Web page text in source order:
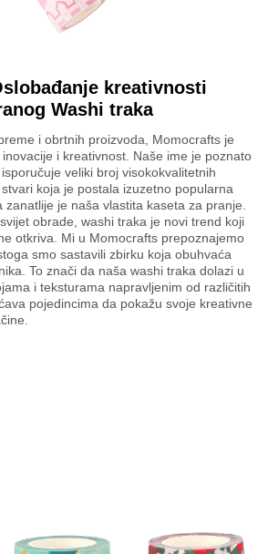
kreativnosti
Washi traka
i obrtnih proizvoda, Momocrafts je
i kreativnost. Naše ime je poznato
veliki broj visokokvalitetnih
koja je postala izuzetno popularna
je naša vlastita kaseta za pranje.
obrade, washi traka je novi trend koji
otkriva. Mi u Momocrafts prepoznajemo
smo sastavili zbirku koja obuhvaća
To znači da naša washi traka dolazi u
i teksturama napravljenim od različitih
pojedincima da pokažu svoje kreativne